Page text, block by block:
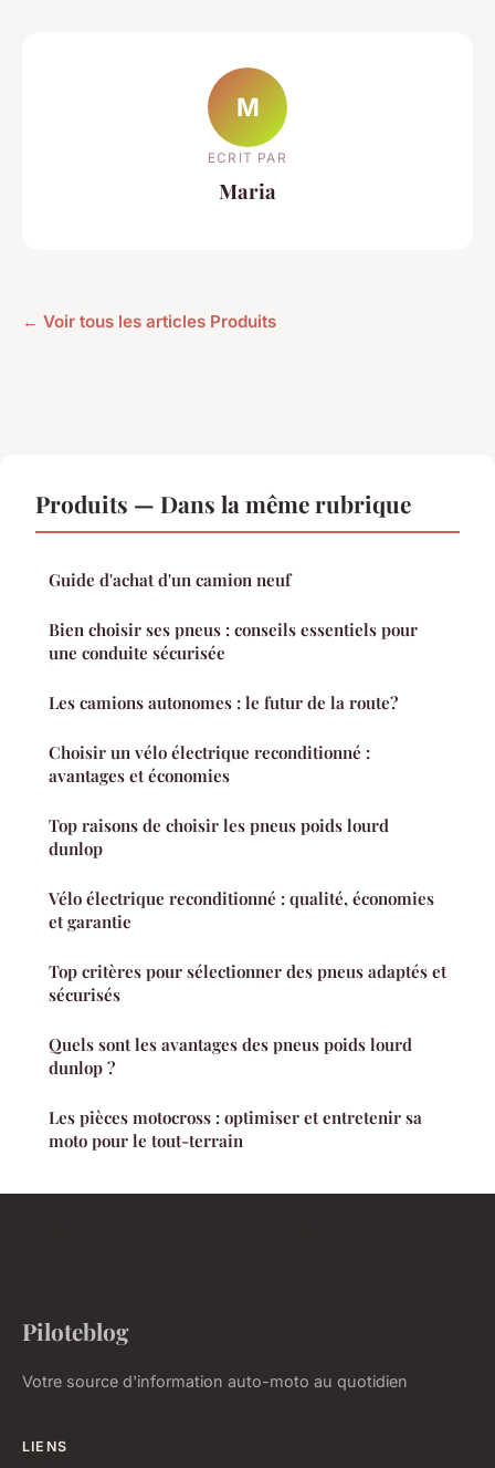
M
ECRIT PAR
Maria
← Voir tous les articles Produits
Produits — Dans la même rubrique
Guide d'achat d'un camion neuf
Bien choisir ses pneus : conseils essentiels pour
une conduite sécurisée
Les camions autonomes : le futur de la route?
Choisir un vélo électrique reconditionné :
avantages et économies
Top raisons de choisir les pneus poids lourd
dunlop
Vélo électrique reconditionné : qualité, économies
et garantie
Top critères pour sélectionner des pneus adaptés et
sécurisés
Quels sont les avantages des pneus poids lourd
dunlop ?
Les pièces motocross : optimiser et entretenir sa
moto pour le tout-terrain
Piloteblog
Votre source d'information auto-moto au quotidien
LIENS